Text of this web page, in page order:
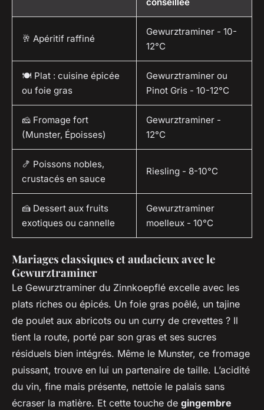
conseillée
🥂 Apéritif raffiné
Gewurztraminer - 10-
12°C
🍽️ Plat : cuisine épicée
ou foie gras
Gewurztraminer ou
Pinot Gris - 10-12°C
🧀 Fromage fort
(Munster, Époisses)
Gewurztraminer -
12°C
🍤 Poissons nobles,
crustacés en sauce
Riesling - 8-10°C
🍰 Dessert aux fruits
exotiques ou cannelle
Gewurztraminer
moelleux - 10°C
Mariages classiques et audacieux avec le
Gewurztraminer
Le Gewurztraminer du Zinnkoepflé excelle avec les
plats riches ou épicés. Un foie gras poêlé, un tajine
de poulet aux abricots ou un curry de crevettes ? Il
tient la route, porté par son gras et ses sucres
résiduels bien intégrés. Même le Munster, ce fromage
puissant, trouve en lui un partenaire de taille. L’acidité
du vin, fine mais présente, nettoie le palais sans
écraser la matière. Et cette touche de gingembre